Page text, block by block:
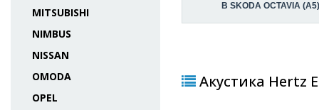
MITSUBISHI
NIMBUS
NISSAN
OMODA
OPEL
В SKODA OCTAVIA (A5)
Акустика Hertz